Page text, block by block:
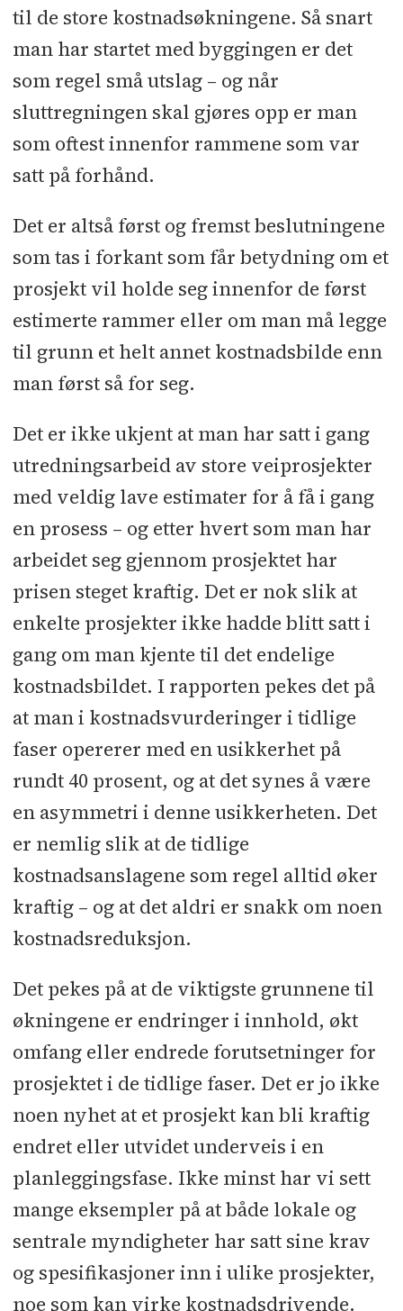
til de store kostnadsøkningene. Så snart
man har startet med byggingen er det
som regel små utslag – og når
sluttregningen skal gjøres opp er man
som oftest innenfor rammene som var
satt på forhånd.
Det er altså først og fremst beslutningene
som tas i forkant som får betydning om et
prosjekt vil holde seg innenfor de først
estimerte rammer eller om man må legge
til grunn et helt annet kostnadsbilde enn
man først så for seg.
Det er ikke ukjent at man har satt i gang
utredningsarbeid av store veiprosjekter
med veldig lave estimater for å få i gang
en prosess – og etter hvert som man har
arbeidet seg gjennom prosjektet har
prisen steget kraftig. Det er nok slik at
enkelte prosjekter ikke hadde blitt satt i
gang om man kjente til det endelige
kostnadsbildet. I rapporten pekes det på
at man i kostnadsvurderinger i tidlige
faser opererer med en usikkerhet på
rundt 40 prosent, og at det synes å være
en asymmetri i denne usikkerheten. Det
er nemlig slik at de tidlige
kostnadsanslagene som regel alltid øker
kraftig – og at det aldri er snakk om noen
kostnadsreduksjon.
Det pekes på at de viktigste grunnene til
økningene er endringer i innhold, økt
omfang eller endrede forutsetninger for
prosjektet i de tidlige faser. Det er jo ikke
noen nyhet at et prosjekt kan bli kraftig
endret eller utvidet underveis i en
planleggingsfase. Ikke minst har vi sett
mange eksempler på at både lokale og
sentrale myndigheter har satt sine krav
og spesifikasjoner inn i ulike prosjekter,
noe som kan virke kostnadsdrivende.